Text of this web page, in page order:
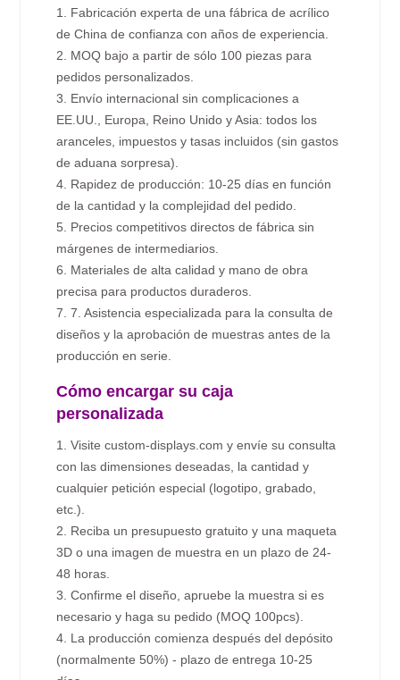
1. Fabricación experta de una fábrica de acrílico
de China de confianza con años de experiencia.
2. MOQ bajo a partir de sólo 100 piezas para
pedidos personalizados.
3. Envío internacional sin complicaciones a
EE.UU., Europa, Reino Unido y Asia: todos los
aranceles, impuestos y tasas incluidos (sin gastos
de aduana sorpresa).
4. Rapidez de producción: 10-25 días en función
de la cantidad y la complejidad del pedido.
5. Precios competitivos directos de fábrica sin
márgenes de intermediarios.
6. Materiales de alta calidad y mano de obra
precisa para productos duraderos.
7. 7. Asistencia especializada para la consulta de
diseños y la aprobación de muestras antes de la
producción en serie.
Cómo encargar su caja
personalizada
1. Visite custom-displays.com y envíe su consulta
con las dimensiones deseadas, la cantidad y
cualquier petición especial (logotipo, grabado,
etc.).
2. Reciba un presupuesto gratuito y una maqueta
3D o una imagen de muestra en un plazo de 24-
48 horas.
3. Confirme el diseño, apruebe la muestra si es
necesario y haga su pedido (MOQ 100pcs).
4. La producción comienza después del depósito
(normalmente 50%) - plazo de entrega 10-25